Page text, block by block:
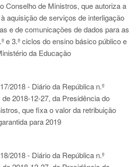
Conselho de Ministros, que autoriza a
aquisição de serviços de interligação
e de comunicações de dados para as
e 3.º ciclos do ensino básico público e
da Educação
2018 - Diário da República n.º
2018-12-27, da Presidência do
que fixa o valor da retribuição
para 2019
2018 - Diário da República n.º